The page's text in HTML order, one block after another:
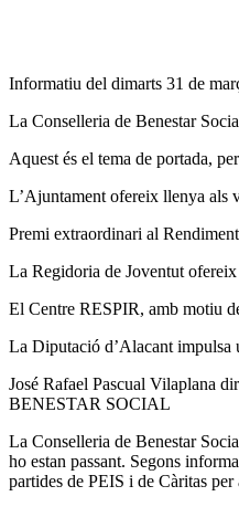
Informatiu del dimarts 31 de
La Conselleria de Benestar
Aquest és el tema de portada,
L’Ajuntament ofereix llenya als
Premi extraordinari al
La Regidoria de Joventut ofereix
El Centre RESPIR, amb motiu
La Diputació d’Alacant impulsa
José Rafael Pascual Vilaplana
BENESTAR SOCIAL
La Conselleria de Benestar
ho estan passant. Segons
partides de PEIS i de Càritas per